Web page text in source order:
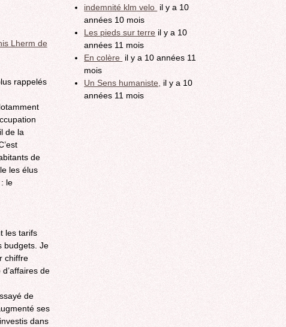
Lherm de
rappelés
de la
de
les élus
le
les tarifs
budgets. Je
chiffre
de
de
ses
dans
indemnité klm velo il y a 10
années 10 mois
Les pieds sur terre il y a 10
années 11 mois
En colère il y a 10 années 11
mois
Un Sens humaniste, il y a 10
années 11 mois